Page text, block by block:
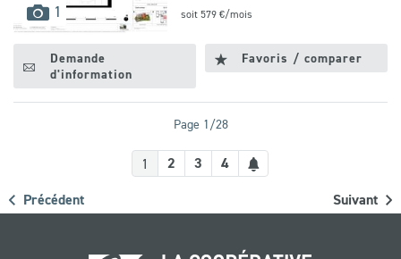
1 images
disponibles
soit 579€/mois
Demande
d'information
Favoris / comparer
Page 1/28
Précédent
1 2 3 4
Créer
une
Suivant